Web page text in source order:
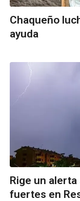
Chaqueño
ayuda
Rige un
fuertes en